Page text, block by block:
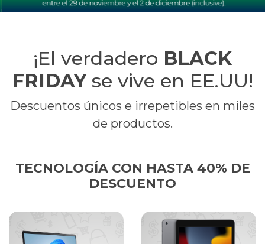
¡El verdadero BLACK
FRIDAY se vive en EE.UU!
Descuentos únicos e irrepetibles en miles
de productos.
TECNOLOGÍA CON HASTA 40% DE
DESCUENTO